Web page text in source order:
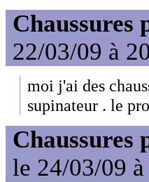
Chaussures
22/03/09 à
moi j'ai des
supinateur . le
Chaussures
le 24/03/09